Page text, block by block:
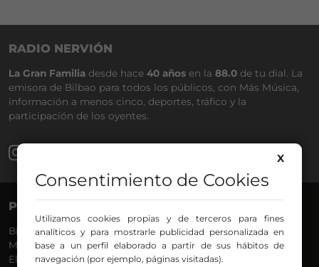
RADIO NERVIÓN
La Gran Familia desde hace 40 años en la 88.0 de tu dial. La
emisora de Bilbao para todos los públicos, con Más Música,
información a menos cinco, deportes, tráfico y la
participación de los oyentes.
PROGRAMAS
Bilbosport
Más Música
El Madrugador
Agurtzane
Belén Ollero
Dani
X
Consentimiento de Cookies
Utilizamos cookies propias y de terceros para fines
analíticos y para mostrarle publicidad personalizada en
base a un perfil elaborado a partir de sus hábitos de
navegación (por ejemplo, páginas visitadas).